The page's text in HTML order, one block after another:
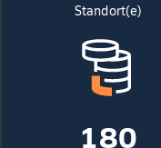
Standort(e)
180